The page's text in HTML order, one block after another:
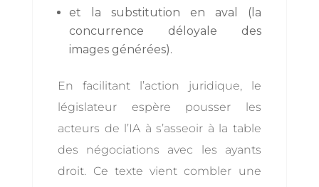
et la substitution en aval (la
concurrence déloyale des
images générées).
En facilitant l’action juridique, le
législateur espère pousser les
acteurs de l’IA à s’asseoir à la table
des négociations avec les ayants
droit. Ce texte vient combler une